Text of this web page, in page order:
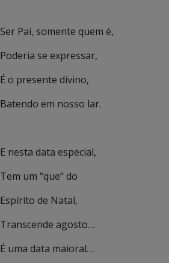
Ser Pai, somente quem é,
Poderia se expressar,
É o presente divino,
Batendo em nosso lar.
E nesta data especial,
Tem um “que” do
Espírito de Natal,
Transcende agosto…
É uma data maioral…